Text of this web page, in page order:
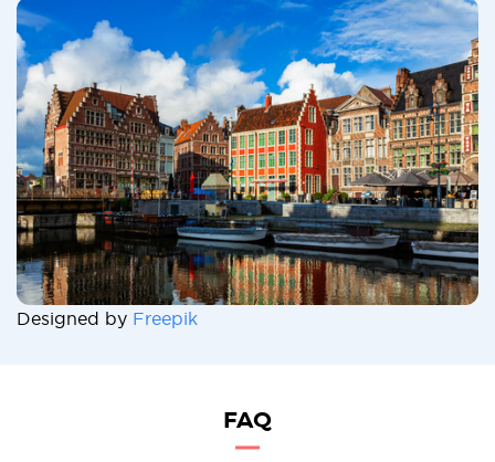
Designed by Freepik
FAQ